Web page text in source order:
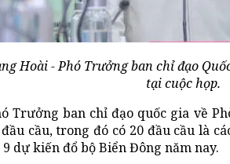
Hoài - Phó Trưởng ban chỉ đạo
tại cuộc họp.
Trưởng ban chỉ đạo quốc gia về
cầu, trong đó có 20 đầu cầu là
9 dự kiến đổ bộ Biển Đông năm nay.